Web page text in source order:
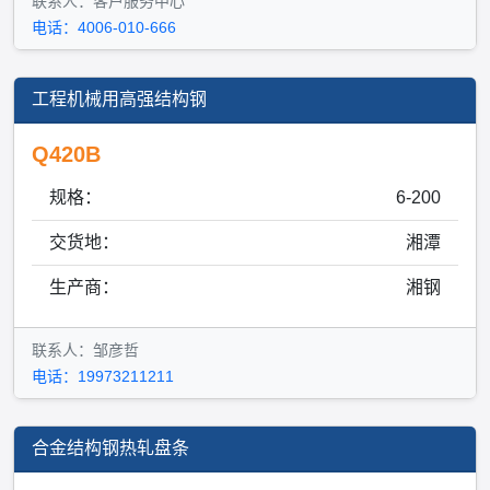
电话：4006-010-666
工程机械用高强结构钢
Q420B
规格： 6-200
交货地： 湘潭
生产商： 湘钢
联系人：邹彦哲
电话：19973211211
合金结构钢热轧盘条